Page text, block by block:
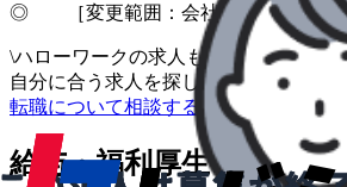
◎ ［変更範囲：会社の定める業務
\ハローワークの求人も一括管理
自分に合う求人を探してもらう /
転職について相談する
給与・福利厚生